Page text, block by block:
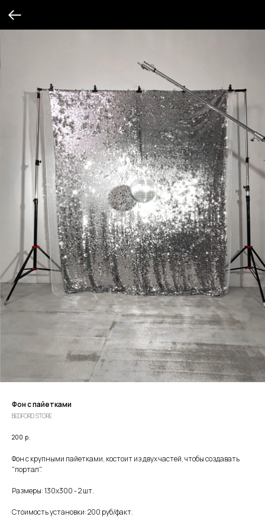
Фон с пайетками
BEDFORD STORE
200 р.
Фон с крупными пайетками, костоит из двух частей, чтобы создавать
"портал".
Размеры: 130х300 - 2 шт.
Стоимость установки: 200 руб/факт.